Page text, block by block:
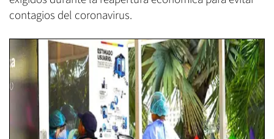
contagios del coronavirus.